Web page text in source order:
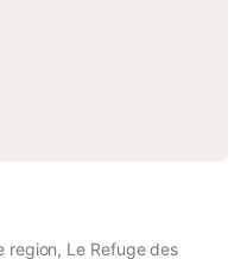
region, Le Refuge des